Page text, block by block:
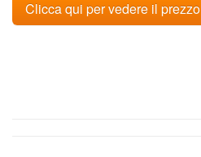
Clicca qui per vedere il prezzo